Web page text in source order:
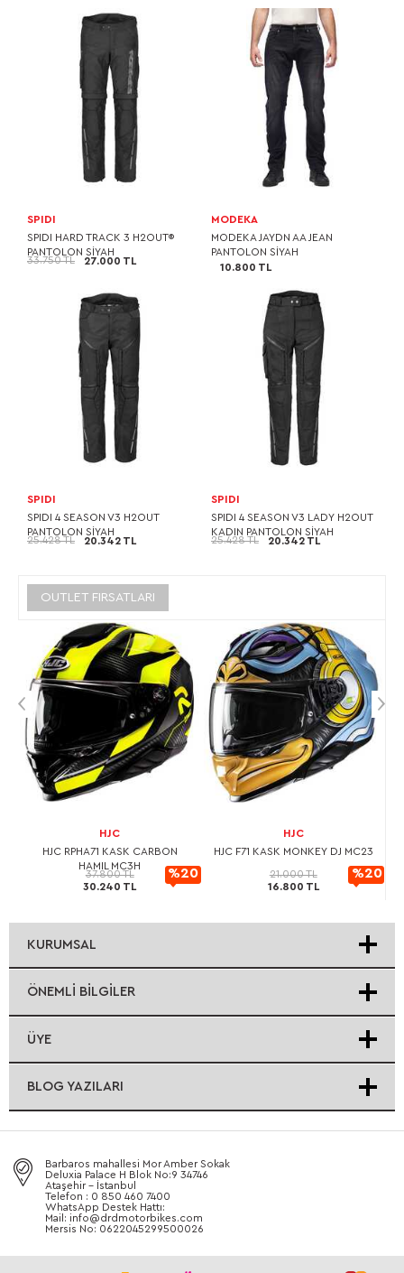
SPIDI
SPIDI HARD TRACK 3 H2OUT®
PANTOLON SİYAH
33.750 TL 27.000 TL
MODEKA
MODEKA JAYDN AA JEAN
PANTOLON SİYAH
10.800 TL
SPIDI
SPIDI 4 SEASON V3 H2OUT
PANTOLON SİYAH
25.428 TL 20.342 TL
SPIDI
SPIDI 4 SEASON V3 LADY H2OUT
KADIN PANTOLON SİYAH
25.428 TL 20.342 TL
OUTLET FIRSATLARI
HJC
HJC RPHA71 KASK CARBON
HAMIL MC3H
37.800 TL
30.240 TL
%20
indirimli
HJC
HJC F71 KASK MONKEY DJ MC23
21.000 TL
16.800 TL
%20
indirimli
KURUMSAL
ÖNEMLI BILGILER
ÜYE
BLOG YAZILARI
Barbaros mahallesi Mor Amber Sokak
Deluxia Palace H Blok No:9 34746
Ataşehir - İstanbul
Telefon : 0 850 460 7400
WhatsApp Destek Hattı:
Mail: info@drdmotorbikes.com
Mersis No: 0622045299500026